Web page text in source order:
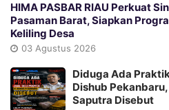
HIMA PASBAR RIAU Perkuat
Pasaman Barat, Siapkan
Keliling Desa
03 Agustus 2026
Diduga Ada
Dishub
Saputra Disebut